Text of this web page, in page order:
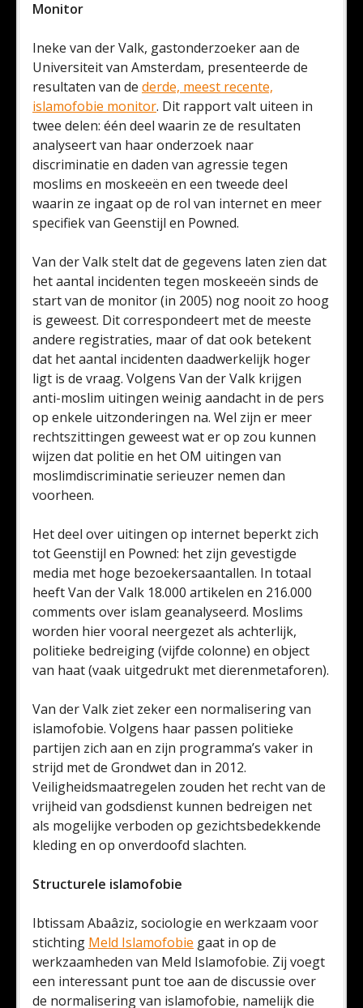
Monitor
Ineke van der Valk, gastonderzoeker aan de
Universiteit van Amsterdam, presenteerde de
resultaten van de derde, meest recente,
islamofobie monitor. Dit rapport valt uiteen in
twee delen: één deel waarin ze de resultaten
analyseert van haar onderzoek naar
discriminatie en daden van agressie tegen
moslims en moskeeën en een tweede deel
waarin ze ingaat op de rol van internet en meer
specifiek van Geenstijl en Powned.
Van der Valk stelt dat de gegevens laten zien dat
het aantal incidenten tegen moskeeën sinds de
start van de monitor (in 2005) nog nooit zo hoog
is geweest. Dit correspondeert met de meeste
andere registraties, maar of dat ook betekent
dat het aantal incidenten daadwerkelijk hoger
ligt is de vraag. Volgens Van der Valk krijgen
anti-moslim uitingen weinig aandacht in de pers
op enkele uitzonderingen na. Wel zijn er meer
rechtszittingen geweest wat er op zou kunnen
wijzen dat politie en het OM uitingen van
moslimdiscriminatie serieuzer nemen dan
voorheen.
Het deel over uitingen op internet beperkt zich
tot Geenstijl en Powned: het zijn gevestigde
media met hoge bezoekersaantallen. In totaal
heeft Van der Valk 18.000 artikelen en 216.000
comments over islam geanalyseerd. Moslims
worden hier vooral neergezet als achterlijk,
politieke bedreiging (vijfde colonne) en object
van haat (vaak uitgedrukt met dierenmetaforen).
Van der Valk ziet zeker een normalisering van
islamofobie. Volgens haar passen politieke
partijen zich aan en zijn programma’s vaker in
strijd met de Grondwet dan in 2012.
Veiligheidsmaatregelen zouden het recht van de
vrijheid van godsdienst kunnen bedreigen net
als mogelijke verboden op gezichtsbedekkende
kleding en op onverdoofd slachten.
Structurele islamofobie
Ibtissam Abaâziz, sociologie en werkzaam voor
stichting Meld Islamofobie gaat in op de
werkzaamheden van Meld Islamofobie. Zij voegt
een interessant punt toe aan de discussie over
de normalisering van islamofobie, namelijk die